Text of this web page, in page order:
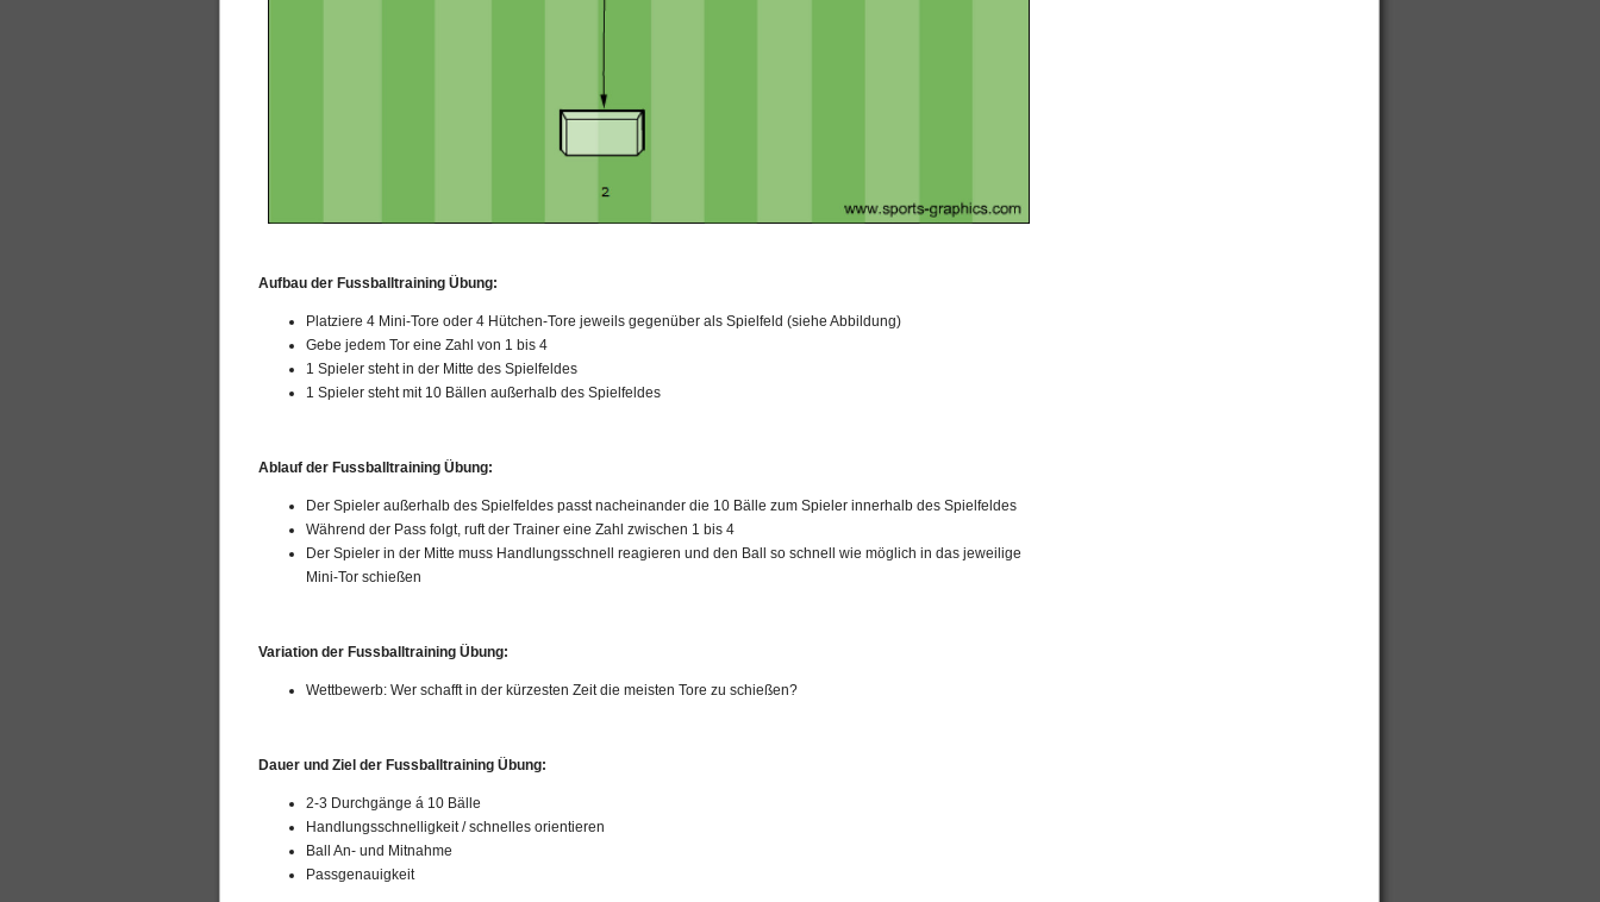
Aufbau der Fussballtraining Übung:
Platziere 4 Mini-Tore oder 4 Hütchen-Tore jeweils gegenüber als Spielfeld (siehe Abbildung)
Gebe jedem Tor eine Zahl von 1 bis 4
1 Spieler steht in der Mitte des Spielfeldes
1 Spieler steht mit 10 Bällen außerhalb des Spielfeldes
Ablauf der Fussballtraining Übung:
Der Spieler außerhalb des Spielfeldes passt nacheinander die 10 Bälle zum Spieler innerhalb des Spielfeldes
Während der Pass folgt, ruft der Trainer eine Zahl zwischen 1 bis 4
Der Spieler in der Mitte muss Handlungsschnell reagieren und den Ball so schnell wie möglich in das jeweilige
Mini-Tor schießen
Variation der Fussballtraining Übung:
Wettbewerb: Wer schafft in der kürzesten Zeit die meisten Tore zu schießen?
Dauer und Ziel der Fussballtraining Übung:
2-3 Durchgänge á 10 Bälle
Handlungsschnelligkeit / schnelles orientieren
Ball An- und Mitnahme
Passgenauigkeit